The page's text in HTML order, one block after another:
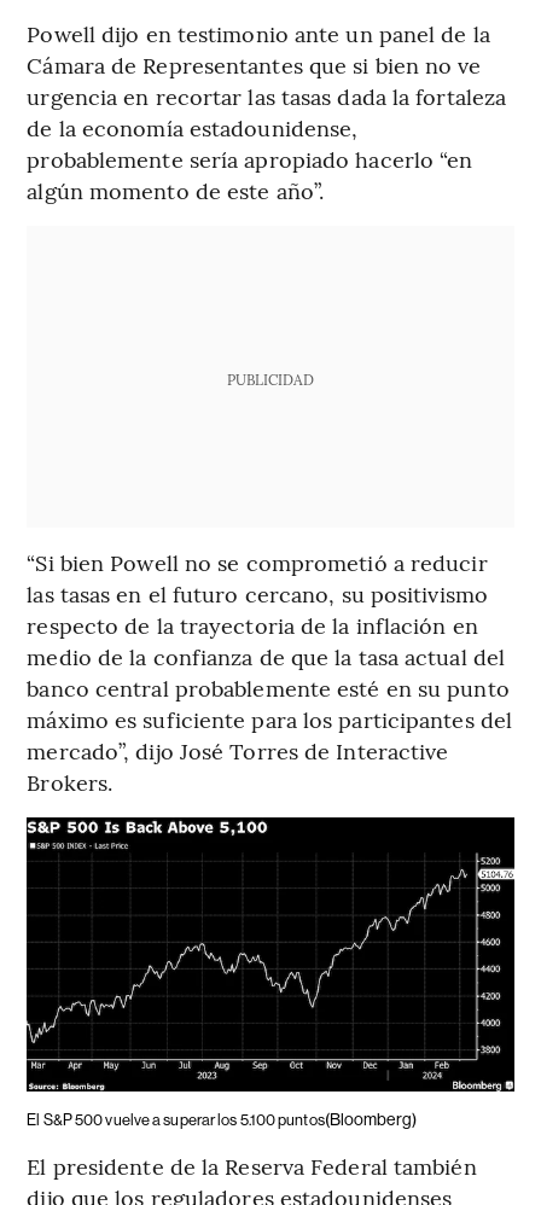
Powell dijo en testimonio ante un panel de la
Cámara de Representantes que si bien no ve
urgencia en recortar las tasas dada la fortaleza
de la economía estadounidense,
probablemente sería apropiado hacerlo “en
algún momento de este año”.
PUBLICIDAD
“Si bien Powell no se comprometió a reducir
las tasas en el futuro cercano, su positivismo
respecto de la trayectoria de la inflación en
medio de la confianza de que la tasa actual del
banco central probablemente esté en su punto
máximo es suficiente para los participantes del
mercado”, dijo José Torres de Interactive
Brokers.
El S&P 500 vuelve a superar los 5.100 puntos(Bloomberg)
El presidente de la Reserva Federal también
dijo que los reguladores estadounidenses